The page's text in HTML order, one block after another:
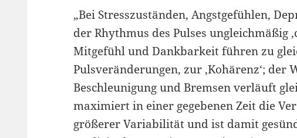
„Bei Stresszuständen, Angstgefühlen,
der Rhythmus des Pulses ungleichmäßig
Mitgefühl und Dankbarkeit führen zu
Pulsveränderungen, zur ‚Kohärenz‘; der
Beschleunigung und Bremsen verläuft
maximiert in einer gegebenen Zeit die
größerer Variabilität und ist damit